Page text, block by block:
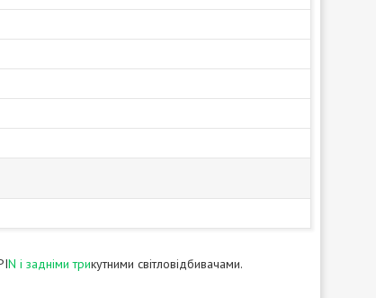
N і задніми трикутними світловідбивачами.